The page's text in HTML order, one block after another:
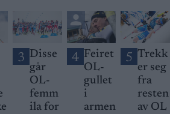
3 Disse
går
OL-
femm
ila for
4 Feiret
OL-
gullet
i
armen
5 Trekk
er seg
fra
resten
av OL